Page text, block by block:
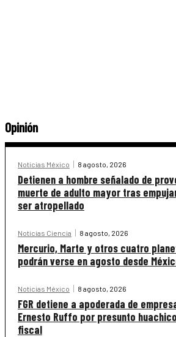
Opinión
Noticias México 8 agosto, 2026
Detienen a hombre señalado de
muerte de adulto mayor tras
ser atropellado
Noticias Ciencia 8 agosto, 2026
Mercurio, Marte y otros cuatro
podrán verse en agosto desde
Noticias México 8 agosto, 2026
FGR detiene a apoderada de
Ernesto Ruffo por presunto
fiscal